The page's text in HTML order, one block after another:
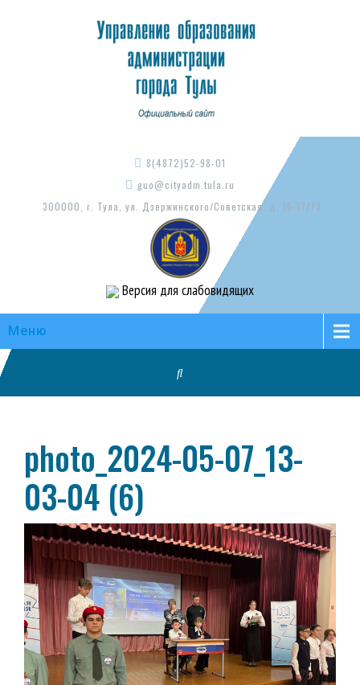
8(4872)52-98-01
guo@cityadm.tula.ru
300000, г. Тула, ул. Дзержинского/Советская, д. 15-17/73
Версия для слабовидящих
Меню
photo_2024-05-07_13-
03-04 (6)